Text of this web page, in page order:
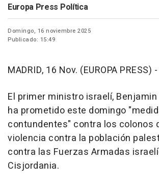
Europa Press Política
Domingo, 16 noviembre 2025
Publicado: 15:49
MADRID, 16 Nov. (EUROPA PRESS) -
El primer ministro israelí,
ha prometido este domingo
contundentes" contra los colonos
violencia contra la población
contra las Fuerzas Armadas
Cisjordania.